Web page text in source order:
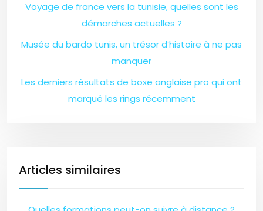
Voyage de france vers la tunisie, quelles sont les
démarches actuelles ?
Musée du bardo tunis, un trésor d’histoire à ne pas
manquer
Les derniers résultats de boxe anglaise pro qui ont
marqué les rings récemment
Articles similaires